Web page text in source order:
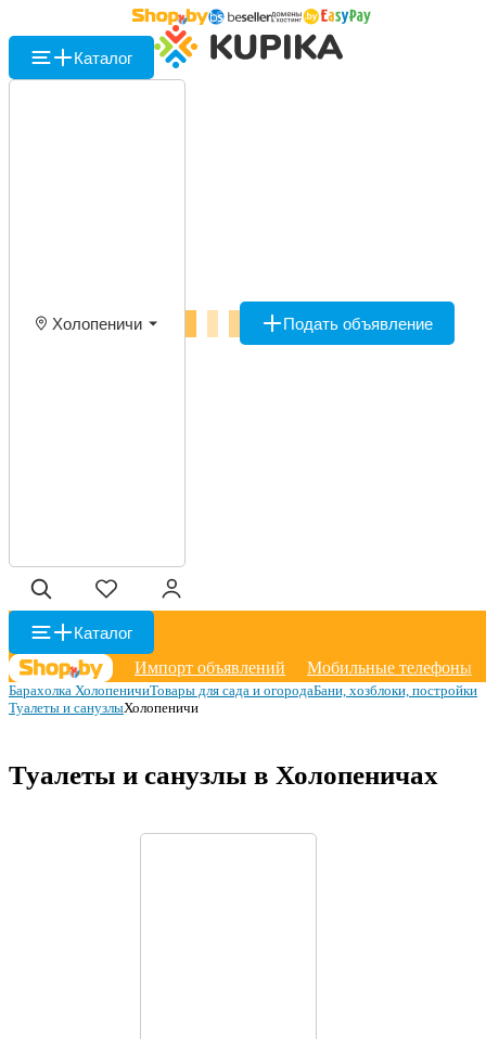
Каталог
Холопеничи Подать объявление
Каталог
Импорт объявлений
Мобильные телефоны
Барахолка ХолопеничиТовары для сада и огородаБани, хозблоки, постройки
Туалеты и санузлыХолопеничи
Туалеты и санузлы в Холопеничах